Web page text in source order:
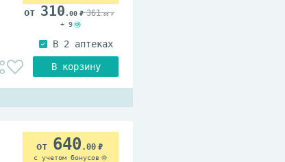
310 .00 361.00
+ 9
640 .00
с учетом бонусов